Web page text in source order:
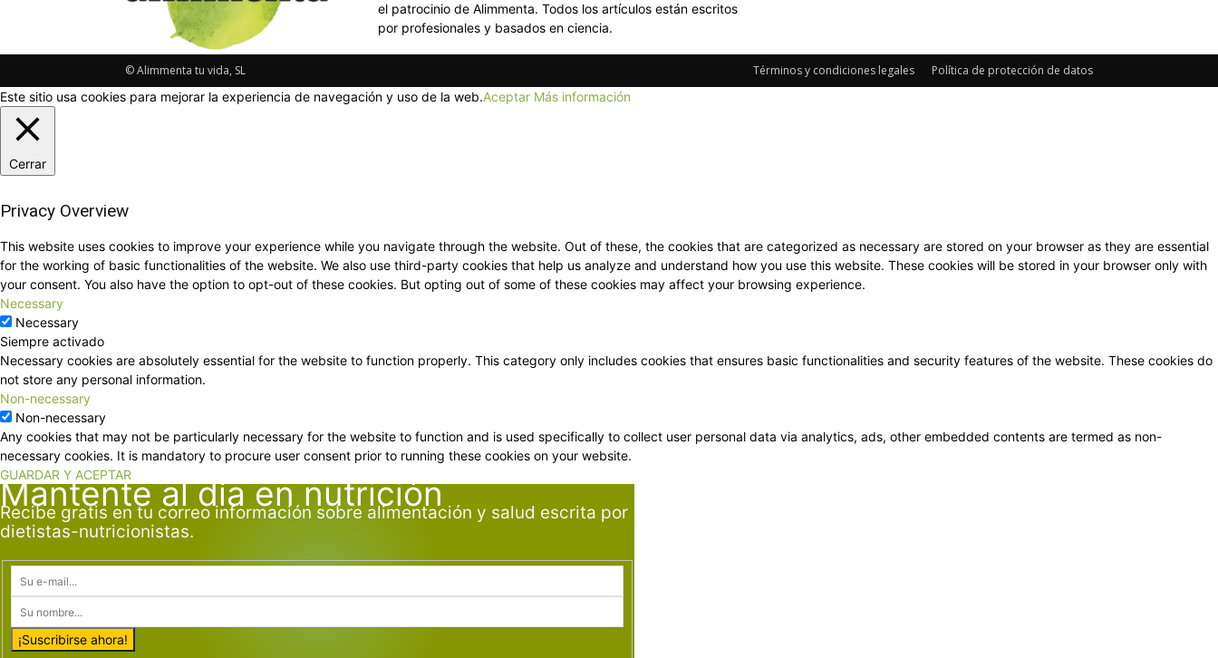
el patrocinio de Alimmenta. Todos los artículos están escritos
por profesionales y basados en ciencia.
Términos y condiciones legales Política de protección de datos
© Alimmenta tu vida, SL
Este sitio usa cookies para mejorar la experiencia de navegación y uso de la web.Aceptar Más información
Cerrar
Privacy Overview
This website uses cookies to improve your experience while you navigate through the website. Out of these, the cookies that are categorized as necessary are stored on your browser as they are essential
for the working of basic functionalities of the website. We also use third-party cookies that help us analyze and understand how you use this website. These cookies will be stored in your browser only with
your consent. You also have the option to opt-out of these cookies. But opting out of some of these cookies may affect your browsing experience.
Necessary
Necessary
Siempre activado
Necessary cookies are absolutely essential for the website to function properly. This category only includes cookies that ensures basic functionalities and security features of the website. These cookies do
not store any personal information.
Non-necessary
Non-necessary
Any cookies that may not be particularly necessary for the website to function and is used specifically to collect user personal data via analytics, ads, other embedded contents are termed as non-
necessary cookies. It is mandatory to procure user consent prior to running these cookies on your website.
GUARDAR Y ACEPTAR
Mantente al día en nutrición
Recibe gratis en tu correo información sobre alimentación y salud escrita por
dietistas-nutricionistas.
¡Suscribirse ahora!